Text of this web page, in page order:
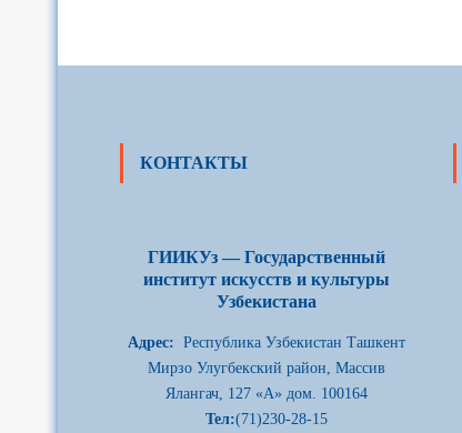
КОНТАКТЫ
ГИИКУз — Государственный
институт искусств и культуры
Узбекистана
Адрес: Республика Узбекистан Ташкент
Мирзо Улугбекский район, Массив
Ялангач, 127 «А» дом. 100164
Тел:(71)230-28-15